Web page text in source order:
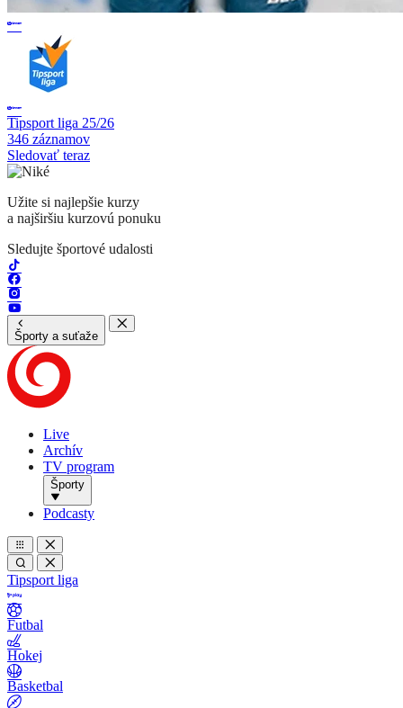
Tipsport liga 25/26
346 záznamov
Sledovať teraz
Užite si najlepšie kurzy
a najširšiu kurzovú ponuku
Sledujte športové udalosti
Športy a suťaže
Live
Archív
TV program
Športy
Podcasty
Tipsport liga
Futbal
Hokej
Basketbal